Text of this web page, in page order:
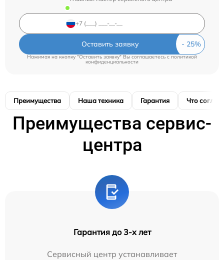
Оставить заявку
Нажимая на кнопку "Оставить заявку" Вы соглашаетесь cполитикой
конфиденциальности
Преимущества Наша техника Гарантия Что
Преимущества сервис-
центра
Гарантия до 3-х лет
Сервисный центр устанавливает